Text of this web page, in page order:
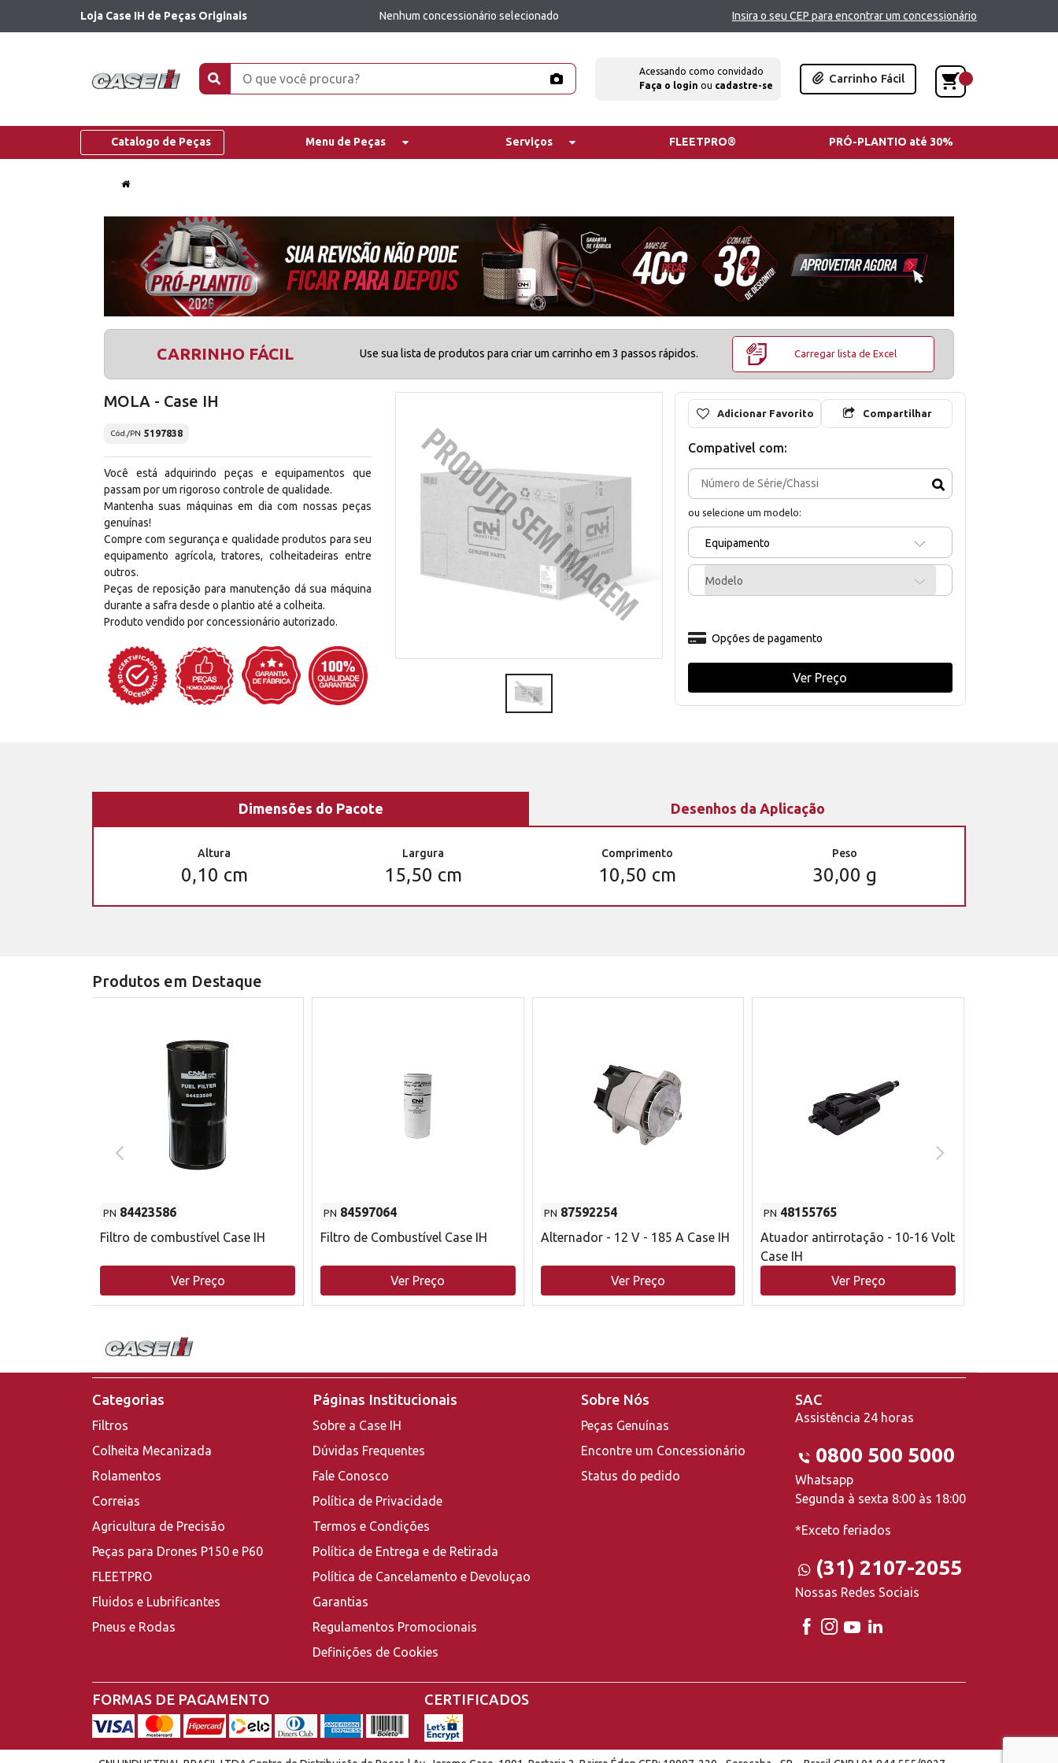
Loja Case IH de Peças Originais Nenhum concessionário selecionado Insira o seu CEP para encontrar um concessionário
Acessando como convidado
Faça o login ou cadastre-se
Carrinho Fácil
Catalogo de Peças Menu de Peças Serviços FLEETPRO® PRÓ-PLANTIO até 30%
CARRINHO FÁCIL Use sua lista de produtos para criar um carrinho em 3 passos rápidos. Carregar lista de Excel
MOLA - Case IH
Cód./PN 5197838
Você está adquirindo peças e equipamentos que
passam por um rigoroso controle de qualidade.
Mantenha suas máquinas em dia com nossas peças
genuínas!
Compre com segurança e qualidade produtos para seu
equipamento agrícola, tratores, colheitadeiras entre
outros.
Peças de reposição para manutenção dá sua máquina
durante a safra desde o plantio até a colheita.
Produto vendido por concessionário autorizado.
Adicionar Favorito Compartilhar
Compativel com:
ou selecione um modelo:
Equipamento
Modelo
Opções de pagamento
Ver Preço
Dimensões do Pacote Desenhos da Aplicação
Altura
0,10 cm
Largura
15,50 cm
Comprimento
10,50 cm
Peso
30,00 g
Produtos em Destaque
PN 84423586
Filtro de combustível Case IH
Ver Preço
PN 84597064
Filtro de Combustível Case IH
Ver Preço
PN 87592254
Alternador - 12 V - 185 A Case IH
Ver Preço
PN 48155765
Atuador antirrotação - 10-16 Volt
Case IH
Ver Preço
Categorias
Filtros
Colheita Mecanizada
Rolamentos
Correias
Agricultura de Precisão
Peças para Drones P150 e P60
FLEETPRO
Fluidos e Lubrificantes
Pneus e Rodas
Páginas Institucionais
Sobre a Case IH
Dúvidas Frequentes
Fale Conosco
Política de Privacidade
Termos e Condições
Política de Entrega e de Retirada
Política de Cancelamento e Devoluçao
Garantias
Regulamentos Promocionais
Definições de Cookies
Sobre Nós
Peças Genuínas
Encontre um Concessionário
Status do pedido
SAC
Assistência 24 horas
0800 500 5000
Whatsapp
Segunda à sexta 8:00 às 18:00
*Exceto feriados
(31) 2107-2055
Nossas Redes Sociais
FORMAS DE PAGAMENTO CERTIFICADOS